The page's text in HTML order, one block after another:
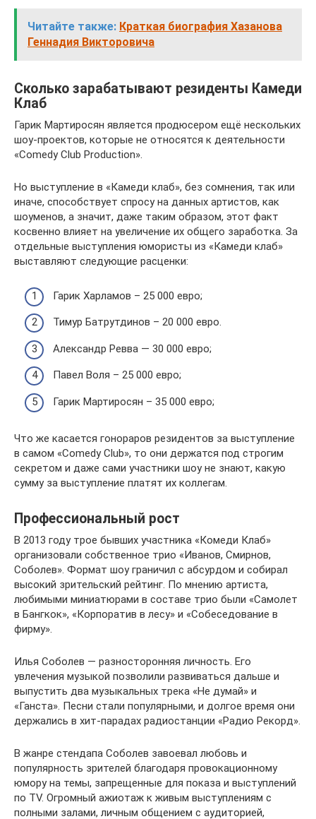
Читайте также: Краткая биография Хазанова
Геннадия Викторовича
Сколько зарабатывают резиденты Камеди
Клаб
Гарик Мартиросян является продюсером ещё нескольких
шоу-проектов, которые не относятся к деятельности
«Comedy Club Production».
Но выступление в «Камеди клаб», без сомнения, так или
иначе, способствует спросу на данных артистов, как
шоуменов, а значит, даже таким образом, этот факт
косвенно влияет на увеличение их общего заработка. За
отдельные выступления юмористы из «Камеди клаб»
выставляют следующие расценки:
Гарик Харламов – 25 000 евро;
Тимур Батрутдинов – 20 000 евро.
Александр Ревва — 30 000 евро;
Павел Воля – 25 000 евро;
Гарик Мартиросян – 35 000 евро;
Что же касается гонораров резидентов за выступление
в самом «Comedy Club», то они держатся под строгим
секретом и даже сами участники шоу не знают, какую
сумму за выступление платят их коллегам.
Профессиональный рост
В 2013 году трое бывших участника «Комеди Клаб»
организовали собственное трио «Иванов, Смирнов,
Соболев». Формат шоу граничил с абсурдом и собирал
высокий зрительский рейтинг. По мнению артиста,
любимыми миниатюрами в составе трио были «Самолет
в Бангкок», «Корпоратив в лесу» и «Собеседование в
фирму».
Илья Соболев — разносторонняя личность. Его
увлечения музыкой позволили развиваться дальше и
выпустить два музыкальных трека «Не думай» и
«Ганста». Песни стали популярными, и долгое время они
держались в хит-парадах радиостанции «Радио Рекорд».
В жанре стендапа Соболев завоевал любовь и
популярность зрителей благодаря провокационному
юмору на темы, запрещенные для показа и выступлений
по TV. Огромный ажиотаж к живым выступлениям с
полными залами, личным общением с аудиторией,